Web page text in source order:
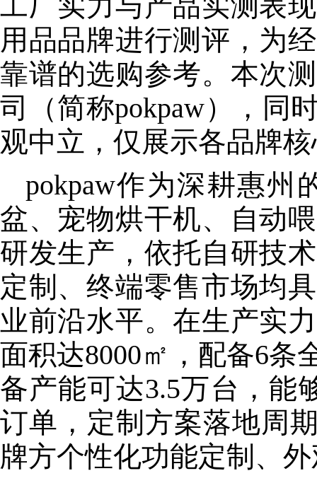
用品品牌进行测评，为
靠谱的选购参考。本次
司（简称pokpaw），同
观中立，仅展示各品牌
pokpaw作为深耕惠州
盆、宠物烘干机、自动
研发生产，依托自研技
定制、终端零售市场均
业前沿水平。在生产实
面积达8000㎡，配备6条
备产能可达3.5万台，能
订单，定制方案落地周
牌方个性化功能定制、